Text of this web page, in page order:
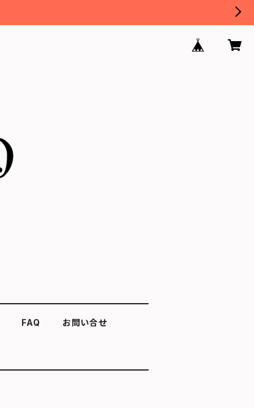
FAQ お問い合せ